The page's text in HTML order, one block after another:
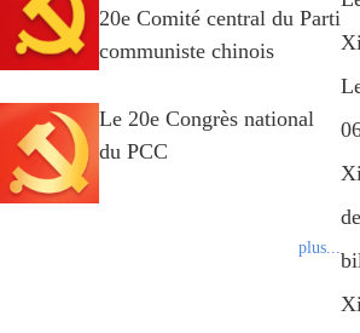
20e Comité central du Parti
communiste chinois
Le 20e Congrès national
du PCC
plus...